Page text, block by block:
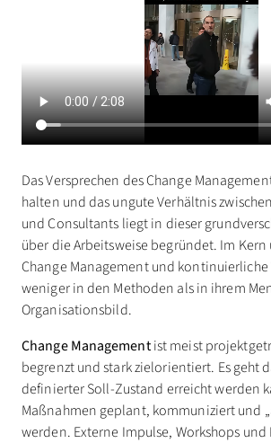
Das Versprechen des Change
halten und das ungute Verhältnis
und Consultants liegt in dieser
über die Arbeitsweise begründet. Im
Change Management und kontinuierliche
weniger in den Methoden als in ihrem
Organisationsbild.
Change Managementist meist
begrenzt und stark zielorientiert. Es geht
definierter Soll-Zustand erreicht werden
Maßnahmen geplant, kommuniziert und
werden. Externe Impulse, Workshops